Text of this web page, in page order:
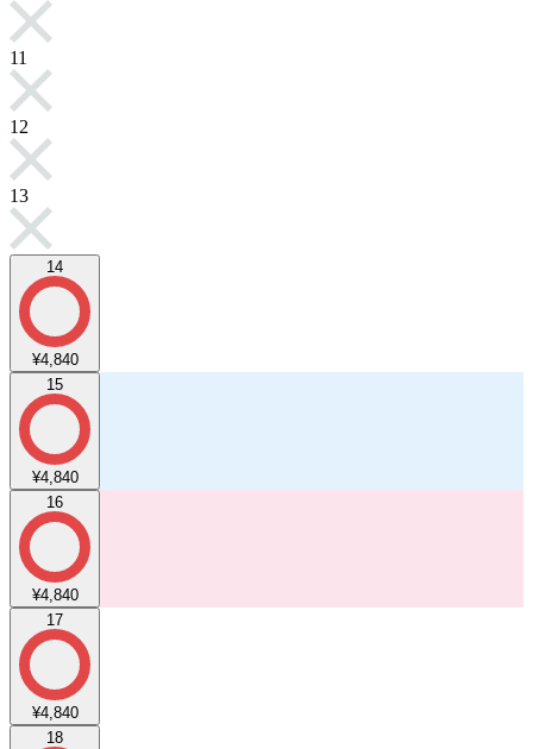
11
12
13
14
¥4,840
15
¥4,840
16
¥4,840
17
¥4,840
18